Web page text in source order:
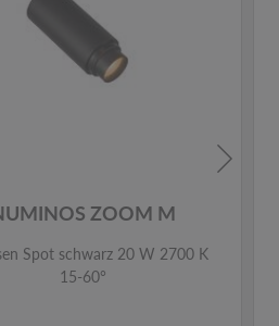
ZOOM M
Spot schwarz 20 W 2700 K
15-60°